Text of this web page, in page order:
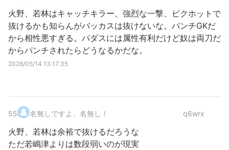
火野、若林はキャッチキラー、強烈な一撃、ビクホットで
抜けるかも知らんがバッカスは抜けないな。パンチGKだ
から相性悪すぎる。パダスには属性有利だけど奴は両刀だ
からパンチされたらどうなるかだな。
2026/05/14 13:17:35
55. 名無しですよ、名無し！ q6wrx
火野、若林は余裕で抜けるだろうな
ただ若嶋津よりは数段弱いのが現実